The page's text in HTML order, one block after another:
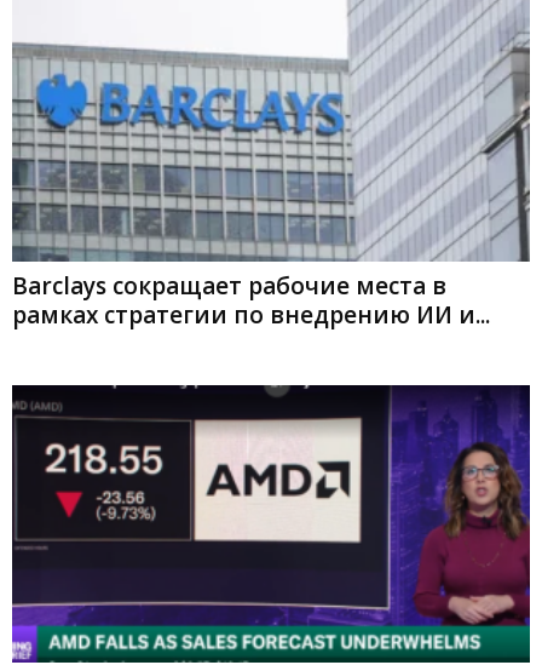
Barclays сокращает рабочие места в
рамках стратегии по внедрению ИИ и...